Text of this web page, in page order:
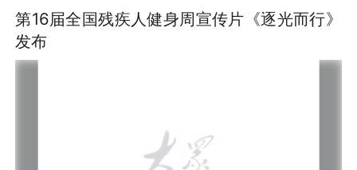
第16届全国残疾人健身周宣传片《逐光而行》
发布